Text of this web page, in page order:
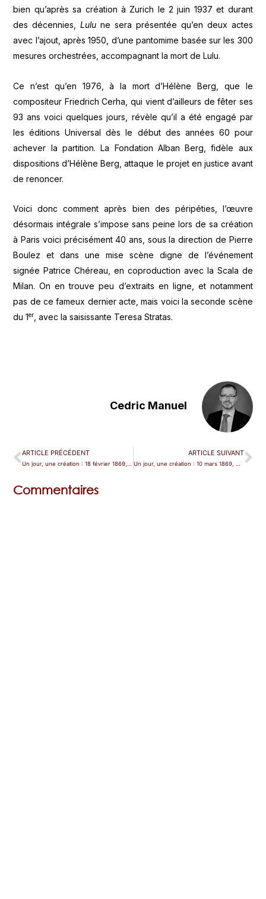
bien qu’après sa création à Zurich le 2 juin 1937 et durant
des décennies,Lulu ne sera présentée qu’en deux actes
avec l’ajout, après 1950, d’une pantomime basée sur les 300
mesures orchestrées, accompagnant la mort de Lulu.
Ce n’est qu’en 1976, à la mort d’Hélène Berg, que le
compositeur Friedrich Cerha, qui vient d’ailleurs de fêter ses
93 ans voici quelques jours, révèle qu’il a été engagé par
les éditions Universal dès le début des années 60 pour
achever la partition. La Fondation Alban Berg, fidèle aux
dispositions d’Hélène Berg, attaque le projet en justice avant
de renoncer.
Voici donc comment après bien des péripéties, l’œuvre
désormais intégrale s’impose sans peine lors de sa création
à Paris voici précisément 40 ans, sous la direction de Pierre
Boulez et dans une mise scène digne de l’événement
signée Patrice Chéreau, en coproduction avec la Scala de
Milan. On en trouve peu d’extraits en ligne, et notamment
pas de ce fameux dernier acte, mais voici la seconde scène
du 1er , avec la saisissante Teresa Stratas.
Cedric Manuel
ARTICLE PRÉCÉDENT ARTICLE SUIVANT
Commentaires